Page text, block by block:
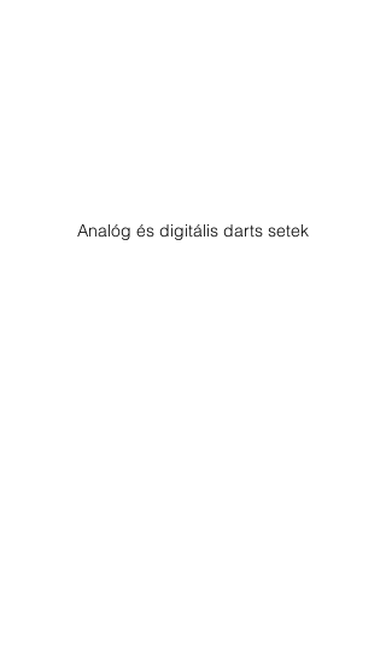
Analóg és digitális darts setek